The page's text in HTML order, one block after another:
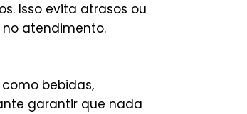
Isso evita atrasos ou
atendimento.
bebidas,
garantir que nada